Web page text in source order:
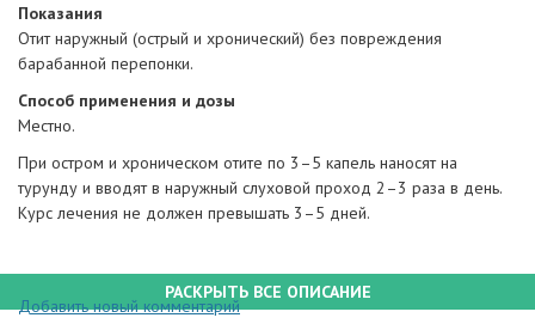
Показания
Отит наружный (острый и хронический) без повреждения
барабанной перепонки.
Способ применения и дозы
Местно.
При остром и хроническом отите по 3–5 капель наносят на
турунду и вводят в наружный слуховой проход 2–3 раза в день.
Курс лечения не должен превышать 3–5 дней.
РАСКРЫТЬ ВСЕ ОПИСАНИЕ
Добавить новый комментарий